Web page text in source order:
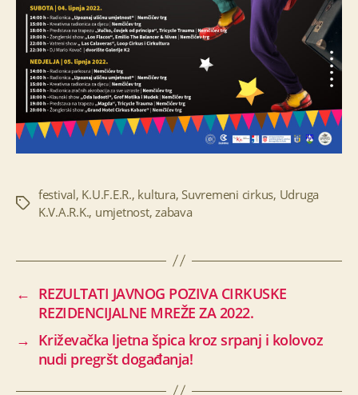
Oznake
festival, K.U.F.E.R., kultura,Suvremeni cirkus, Udruga
K.V.A.R.K., umjetnost, zabava
← REZULTATI JAVNOG POZIVA CIRKUSKE
REZIDENCIJALNE MREŽE ZA 2022.
→ Križevačka ljetna špica kroz srpanj i kolovoz
nudi pregršt događanja!